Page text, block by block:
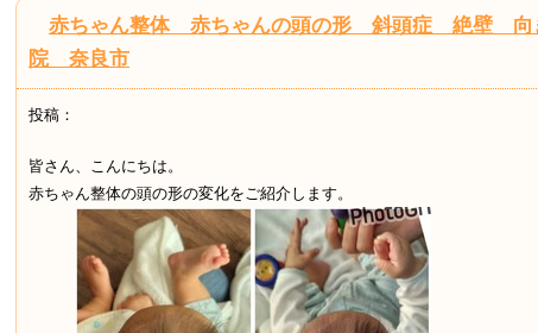
赤ちゃん整体 赤ちゃんの頭の形 斜頭症 絶壁
院 奈良市
投稿：
皆さん、こんにちは。
赤ちゃん整体の頭の形の変化をご紹介します。